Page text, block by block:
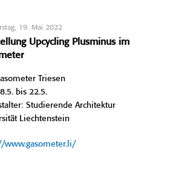
19. Mai 2022
Upcycling Plusminus im
Triesen
bis 22.5.
Studierende Architektur
Liechtenstein
www.gasometer.li/